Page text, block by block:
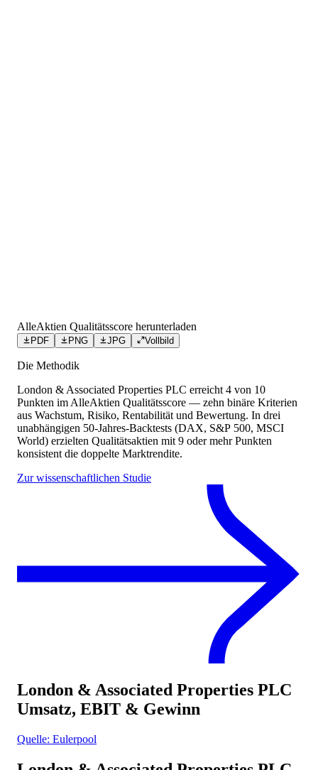
AlleAktien Qualitätsscore herunterladen
PDF PNG JPG Vollbild
Die Methodik
London & Associated Properties PLC erreicht 4 von 10
Punkten im AlleAktien Qualitätsscore — zehn binäre Kriterien
aus Wachstum, Risiko, Rentabilität und Bewertung. In drei
unabhängigen 50-Jahres-Backtests (DAX, S&P 500, MSCI
World) erzielten Qualitätsaktien mit 9 oder mehr Punkten
konsistent die doppelte Marktrendite.
Zur wissenschaftlichen Studie
London & Associated Properties PLC
Umsatz, EBIT & Gewinn
Quelle: Eulerpool